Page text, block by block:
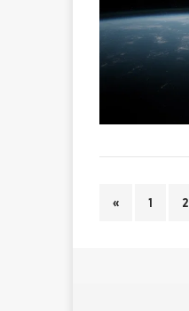
« 1 2